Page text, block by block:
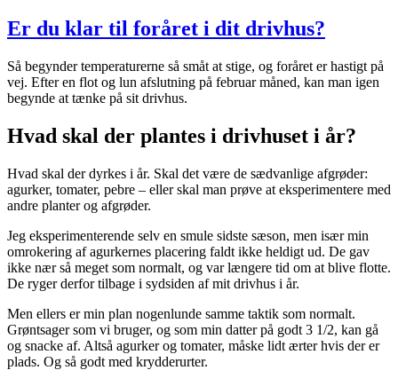
Er du klar til foråret i dit drivhus?
Så begynder temperaturerne så småt at stige, og foråret er hastigt på
vej. Efter en flot og lun afslutning på februar måned, kan man igen
begynde at tænke på sit drivhus.
Hvad skal der plantes i drivhuset i år?
Hvad skal der dyrkes i år. Skal det være de sædvanlige afgrøder:
agurker, tomater, pebre – eller skal man prøve at eksperimentere med
andre planter og afgrøder.
Jeg eksperimenterende selv en smule sidste sæson, men især min
omrokering af agurkernes placering faldt ikke heldigt ud. De gav
ikke nær så meget som normalt, og var længere tid om at blive flotte.
De ryger derfor tilbage i sydsiden af mit drivhus i år.
Men ellers er min plan nogenlunde samme taktik som normalt.
Grøntsager som vi bruger, og som min datter på godt 3 1/2, kan gå
og snacke af. Altså agurker og tomater, måske lidt ærter hvis der er
plads. Og så godt med krydderurter.